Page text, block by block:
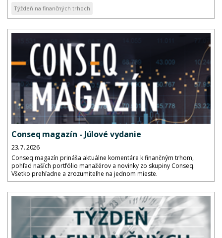
Týždeň na finančných trhoch
Conseq magazín - Júlové vydanie
23. 7. 2026
Conseq magazín prináša aktuálne komentáre k finančným trhom,
pohľad naších portfólio manažérov a novinky zo skupiny Conseq.
Všetko prehľadne a zrozumiteľne na jednom mieste.